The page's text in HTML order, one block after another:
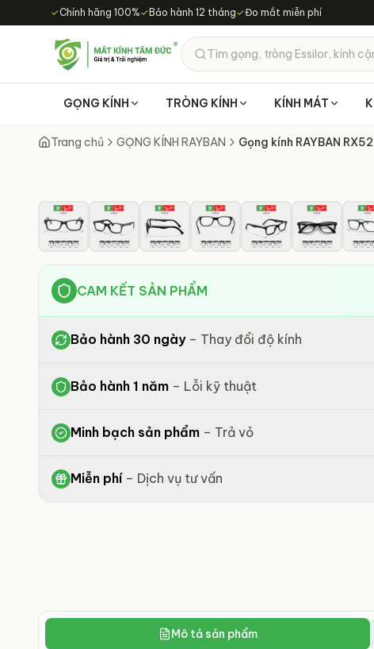
Chuyển đến nội dung chính
✓Chính hãng 100%✓ Bảo hành 12 tháng✓Đo mắt miễn phí
Tìm gọng, tròng Essilor, kính
GỌNG KÍNH TRÒNG KÍNH KÍNH MÁT
Trang chủ GỌNG KÍNH RAYBAN Gọng kính RAYBAN
CAM KẾT SẢN PHẨM
Bảo hành 30 ngày– Thay đổi độ kính
Bảo hành 1 năm – Lỗi kỹ thuật
Minh bạch sản phẩm – Trả vỏ
Miễn phí– Dịch vụ tư vấn
Mô tả sản phẩm